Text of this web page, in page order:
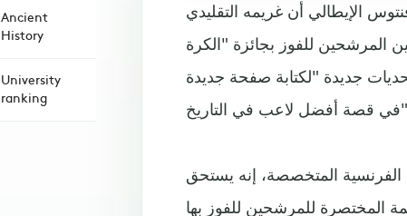
Ancient
History
University
ranking
الإيطالي أن غريمه التقليدي
المرشحين للفوز بجائزة "الكرة
جديدة "لكتابة صفحة جديدة
المتخصصة، إنه يستحق